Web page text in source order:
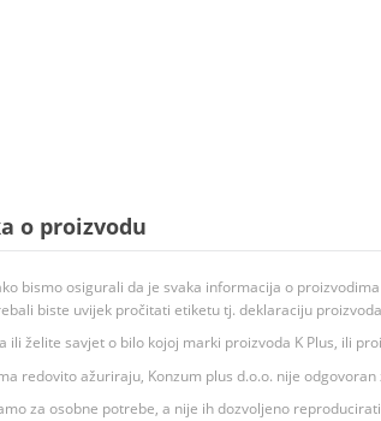
o proizvodu
bismo osigurali da je svaka informacija o
biste uvijek pročitati etiketu tj. deklaraciju
ili želite savjet o bilo kojoj marki proizvoda K Plus, ili
redovito ažuriraju, Konzum plus d.o.o. nije
za osobne potrebe, a nije ih dozvoljeno